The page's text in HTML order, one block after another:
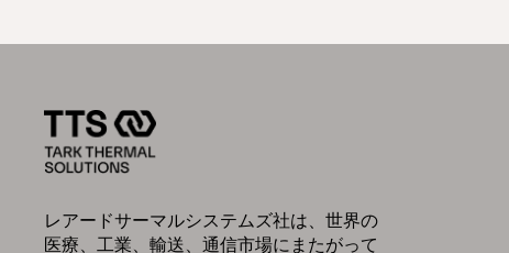
レアードサーマルシステムズ社は、世界の
医療、工業、輸送、通信市場にまたがって